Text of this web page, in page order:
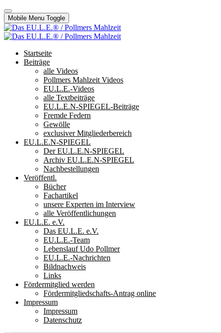
Mobile Menu Toggle
Startseite
Beiträge
alle Videos
Pollmers Mahlzeit Videos
EU.L.E.-Videos
alle Textbeiträge
EU.L.E.N-SPIEGEL-Beiträge
Fremde Federn
Gewölle
exclusiver Mitgliederbereich
EU.L.E.N-SPIEGEL
Der EU.L.E.N-SPIEGEL
Archiv EU.L.E.N-SPIEGEL
Nachbestellungen
Veröffentl.
Bücher
Fachartikel
unsere Experten im Interview
alle Veröffentlichungen
EU.L.E. e.V.
Das EU.L.E. e.V.
EU.L.E.-Team
Lebenslauf Udo Pollmer
EU.L.E.-Nachrichten
Bildnachweis
Links
Fördermitglied werden
Fördermitgliedschafts-Antrag online
Impressum
Impressum
Datenschutz